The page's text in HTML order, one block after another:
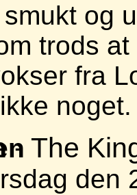
og
trods
fra
noget.
- The
den